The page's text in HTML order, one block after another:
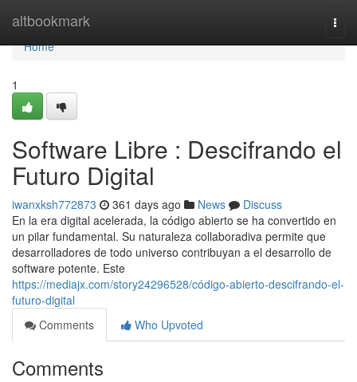
altbookmark
Home
Home
1
Software Libre : Descifrando el
Futuro Digital
iwanxksh772873 361 days ago News
Discuss
En la era digital acelerada, la código abierto se ha convertido en
un pilar fundamental. Su naturaleza collaboradiva permite que
desarrolladores de todo universo contribuyan a el desarrollo de
software potente. Este
https://mediajx.com/story24296528/código-abierto-descifrando-el-
futuro-digital
Comments
Who Upvoted
Comments